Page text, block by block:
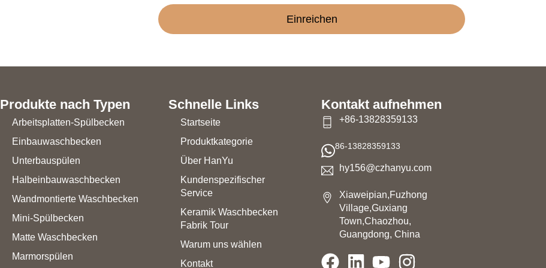
Einreichen
Produkte nach Typen
Arbeitsplatten-Spülbecken
Einbauwaschbecken
Unterbauspülen
Halbeinbauwaschbecken
Wandmontierte Waschbecken
Mini-Spülbecken
Matte Waschbecken
Marmorspülen
Schnelle Links
Startseite
Produktkategorie
Über HanYu
Kundenspezifischer
Service
Keramik Waschbecken
Fabrik Tour
Warum uns wählen
Kontakt
Kontakt aufnehmen
+86-13828359133
86-13828359133
hy156@czhanyu.com
Xiaweipian,Fuzhong
Village,Guxiang
Town,Chaozhou,
Guangdong, China